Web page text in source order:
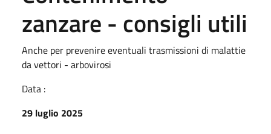
zanzare - consigli utili
Anche per prevenire eventuali trasmissioni di malattie
da vettori - arbovirosi
Data :
29 luglio 2025